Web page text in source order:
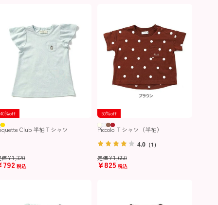
40％off
Club 半袖Ｔシャツ
価¥1,320
792 税込
50％off
Piccolo Ｔシャツ（半袖）
定価¥1,650
¥825 税込
4.0（1）